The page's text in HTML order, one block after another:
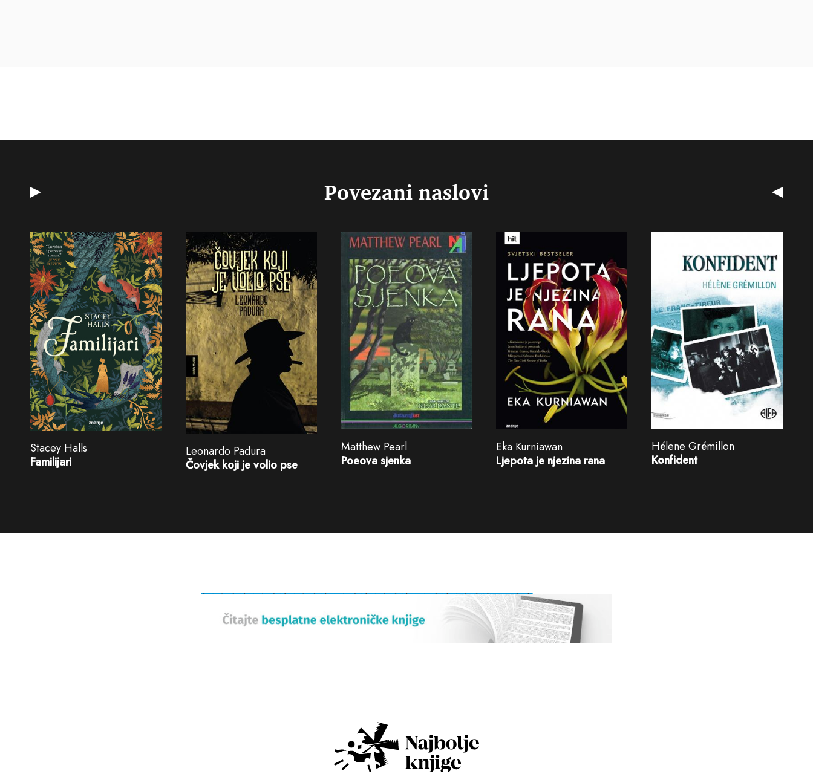
Povezani naslovi
Stacey Halls
Familijari
Leonardo Padura
Čovjek koji je volio pse
Matthew Pearl
Poeova sjenka
Eka Kurniawan
Ljepota je njezina rana
Hélene Grémillon
Konfident